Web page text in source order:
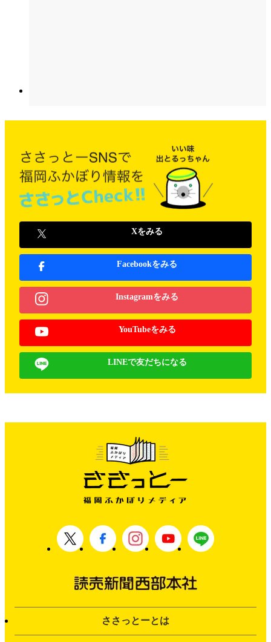
Xをみる
Facebookをみる
Instagramをみる
YouTubeをみる
LINEで友だちになる
ささっとーとは